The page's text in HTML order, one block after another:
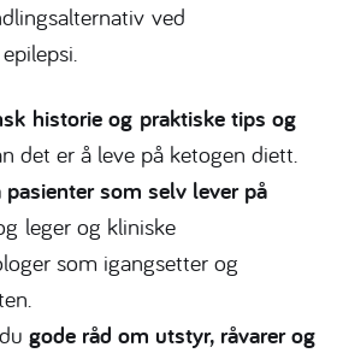
ved
.
historie og praktiske tips og
det er å leve på ketogen diett.
som selv lever på
leger og kliniske
som igangsetter og
gode råd om utstyr, råvarer og